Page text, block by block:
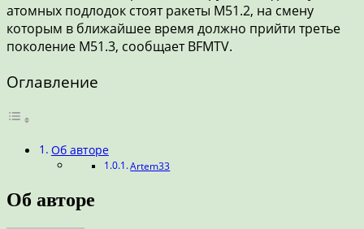
атомных подлодок стоят ракеты М51.2, на смену
которым в ближайшее время должно прийти третье
поколение М51.3, сообщает BFMTV.
Оглавление
Об авторе
Artem33
Об авторе